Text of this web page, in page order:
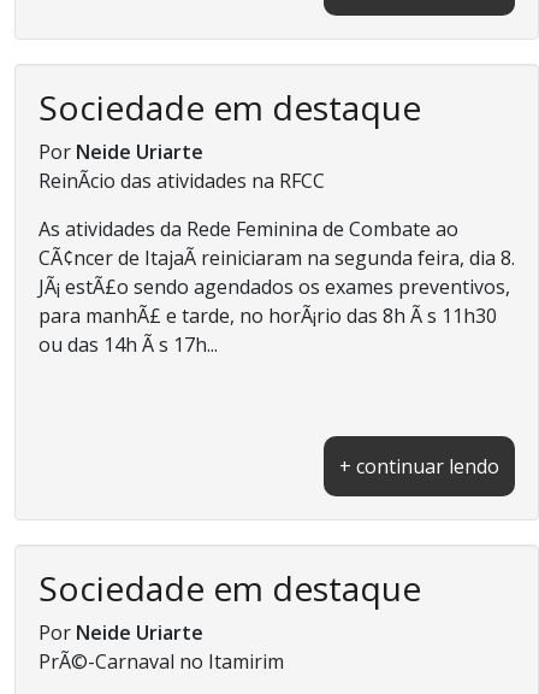
Sociedade em destaque
Por Neide Uriarte
ReinÃ­cio das atividades na RFCC
As atividades da Rede Feminina de Combate ao
CÃ¢ncer de ItajaÃ­ reiniciaram na segunda feira, dia 8.
JÃ¡ estÃ£o sendo agendados os exames preventivos,
para manhÃ£ e tarde, no horÃ¡rio das 8h Ã s 11h30
ou das 14h Ã s 17h...
+ continuar lendo
Sociedade em destaque
Por Neide Uriarte
PrÃ©-Carnaval no Itamirim